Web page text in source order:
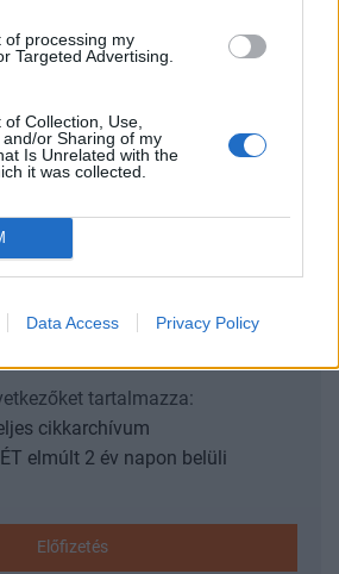
of processing my
Targeted Advertising.
Collection, Use,
or Sharing of my
Is Unrelated with the
it was collected.
Data Access Privacy Policy
és a célok. Merre tart a
néz szembe a nemzetközi
a Portfolio idei kiemelt
legfontosabb
jelentkezésAz MNB "hivatalos" adatai
előfizetéses
tartalmazza:
cikkarchívum
elmúlt 2 év napon belüli
Előfizetés